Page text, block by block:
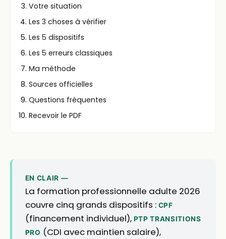
Votre situation
Les 3 choses à vérifier
Les 5 dispositifs
Les 5 erreurs classiques
Ma méthode
Sources officielles
Questions fréquentes
Recevoir le PDF
EN CLAIR —
La formation professionnelle adulte 2026
couvre cinq grands dispositifs : CPF
(financement individuel), PTP TRANSITIONS
PRO (CDI avec maintien salaire),